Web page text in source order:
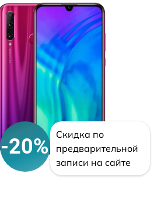
-20%
Скидка по
предварительной
записи на сайте